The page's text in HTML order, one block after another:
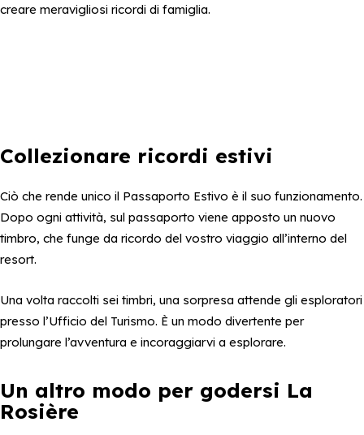
creare meravigliosi ricordi di famiglia.
Collezionare ricordi estivi
Ciò che rende unico il Passaporto Estivo è il suo funzionamento.
Dopo ogni attività, sul passaporto viene apposto un nuovo
timbro, che funge da ricordo del vostro viaggio all’interno del
resort.
Una volta raccolti sei timbri, una sorpresa attende gli esploratori
presso l’Ufficio del Turismo. È un modo divertente per
prolungare l’avventura e incoraggiarvi a esplorare.
Un altro modo per godersi La
Rosière